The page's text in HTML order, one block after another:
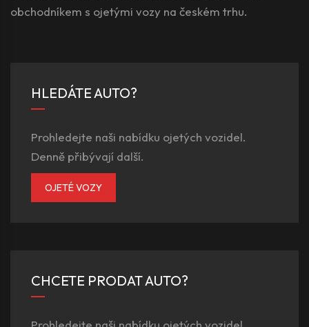
obchodníkem s ojetými vozy na českém trhu.
HLEDÁTE AUTO?
Prohledejte naši nabídku ojetých vozidel.
Denně přibývají další.
OJETÉ VOZY
CHCETE PRODAT AUTO?